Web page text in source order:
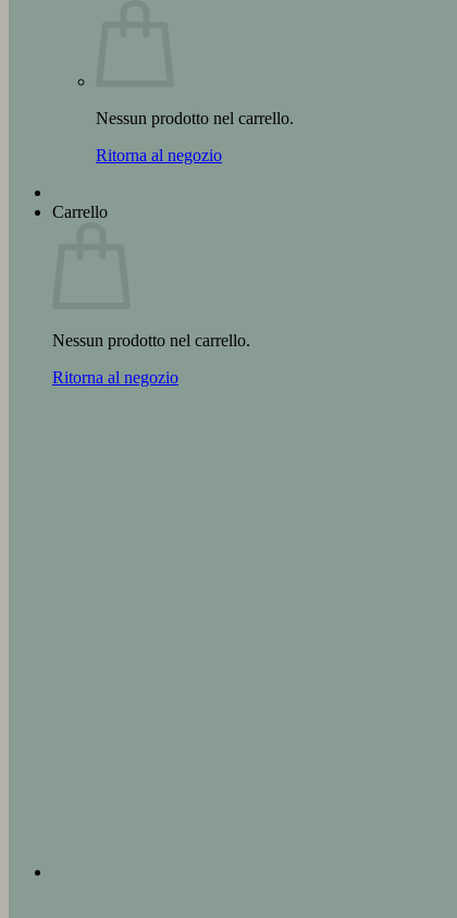
Nessun prodotto nel carrello.
Ritorna al negozio
Carrello
Nessun prodotto nel carrello.
Ritorna al negozio